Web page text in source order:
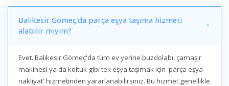
Balıkesir Gömeç'da parça eşya taşıma hizmeti
alabilir miyim?
Evet. Balıkesir Gömeç'da tüm ev yerine buzdolabı, çamaşır
makinesi ya da koltuk gibi tek eşya taşımak için 'parça eşya
nakliyat' hizmetinden yararlanabilirsiniz. Bu hizmet genellikle